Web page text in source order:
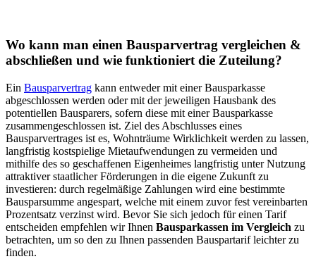
Wo kann man einen Bausparvertrag vergleichen &
abschließen und wie funktioniert die Zuteilung?
Ein Bausparvertrag kann entweder mit einer Bausparkasse
abgeschlossen werden oder mit der jeweiligen Hausbank des
potentiellen Bausparers, sofern diese mit einer Bausparkasse
zusammengeschlossen ist. Ziel des Abschlusses eines
Bausparvertrages ist es, Wohnträume Wirklichkeit werden zu lassen,
langfristig kostspielige Mietaufwendungen zu vermeiden und
mithilfe des so geschaffenen Eigenheimes langfristig unter Nutzung
attraktiver staatlicher Förderungen in die eigene Zukunft zu
investieren: durch regelmäßige Zahlungen wird eine bestimmte
Bausparsumme angespart, welche mit einem zuvor fest vereinbarten
Prozentsatz verzinst wird. Bevor Sie sich jedoch für einen Tarif
entscheiden empfehlen wir Ihnen Bausparkassen im Vergleich zu
betrachten, um so den zu Ihnen passenden Bauspartarif leichter zu
finden.